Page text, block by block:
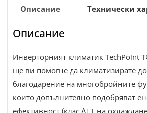
Описание Технически
Описание
Инверторният климатик TechPoint
ще ви помогне да климатизирате
благодарение на многобройните
които допълнително подобряват
ефективност (клас A++ на